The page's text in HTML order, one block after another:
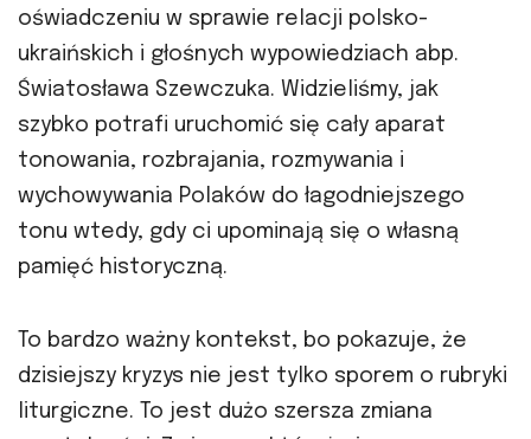
oświadczeniu w sprawie relacji polsko-
ukraińskich i głośnych wypowiedziach abp.
Światosława Szewczuka. Widzieliśmy, jak
szybko potrafi uruchomić się cały aparat
tonowania, rozbrajania, rozmywania i
wychowywania Polaków do łagodniejszego
tonu wtedy, gdy ci upominają się o własną
pamięć historyczną.
To bardzo ważny kontekst, bo pokazuje, że
dzisiejszy kryzys nie jest tylko sporem o rubryki
liturgiczne. To jest dużo szersza zmiana